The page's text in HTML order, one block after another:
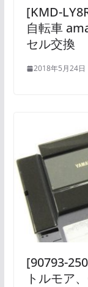
[KMD-
自転車
セル交換
2018年5月24日
[90793-
トルモア